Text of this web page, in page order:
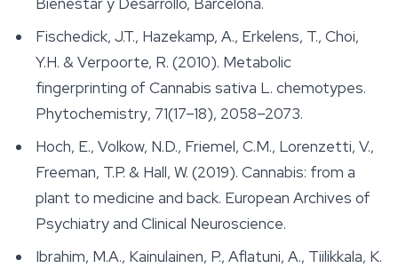
Fischedick, J.T., Hazekamp, A., Erkelens, T., Choi,
Y.H. & Verpoorte, R. (2010). Metabolic
fingerprinting of Cannabis sativa L. chemotypes.
Phytochemistry, 71(17–18), 2058–2073.
Hoch, E., Volkow, N.D., Friemel, C.M., Lorenzetti, V.,
Freeman, T.P. & Hall, W. (2019). Cannabis: from a
plant to medicine and back. European Archives of
Psychiatry and Clinical Neuroscience.
Ibrahim, M.A., Kainulainen, P., Aflatuni, A., Tiilikkala, K.